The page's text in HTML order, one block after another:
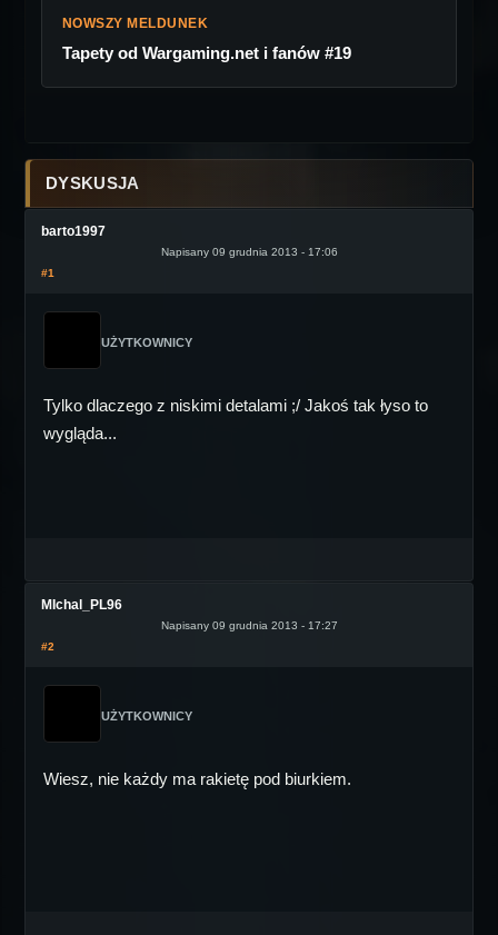
NOWSZY MELDUNEK
Tapety od Wargaming.net i fanów #19
DYSKUSJA
barto1997
Napisany 09 grudnia 2013 - 17:06
#1
UŻYTKOWNICY
Tylko dlaczego z niskimi detalami ;/ Jakoś tak łyso to
wygląda...
MIchal_PL96
Napisany 09 grudnia 2013 - 17:27
#2
UŻYTKOWNICY
Wiesz, nie każdy ma rakietę pod biurkiem.